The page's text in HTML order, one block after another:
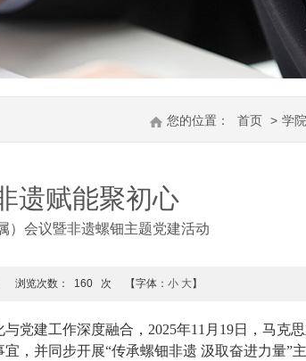
您的位置： 首页 > 学
遗赋能聚初心
会议暨非遗螺钿主题党建活动
浏览次数： 160 次 【字体： 小 大】
党建工作深度融合，2025年11月19日，马克
，并同步开展“传承螺钿非遗 汲取奋进力量”